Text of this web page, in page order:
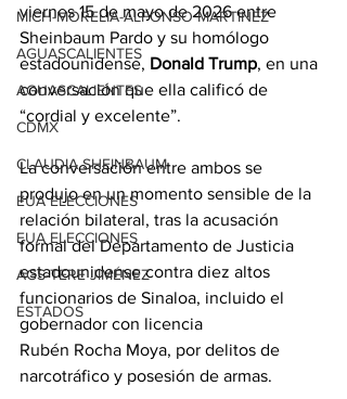
MICH-MORELIA-ALFONSO MARTÍNEZ
AGUASCALIENTES
AGUASCALIENTES
CDMX
CLAUDIA SHEINBAUM
EUA ELECCIONES
EUA ELECCIONES
AGS-TERE JIMÉNEZ
ESTADOS
viernes 15 de mayo de 2026 entre
Sheinbaum Pardo y su homólogo
estadounidense, Donald Trump, en una
conversación que ella calificó de
“cordial y excelente”.
La conversación entre ambos se
produjo en un momento sensible de la
relación bilateral, tras la acusación
formal del Departamento de Justicia
estadounidense contra diez altos
funcionarios de Sinaloa, incluido el
gobernador con licencia
Rubén Rocha Moya, por delitos de
narcotráfico y posesión de armas.